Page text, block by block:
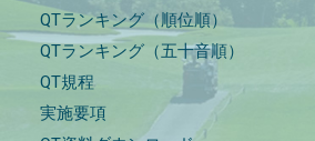
QTランキング（順位順）
QTランキング（五十音順）
QT規程
実施要項